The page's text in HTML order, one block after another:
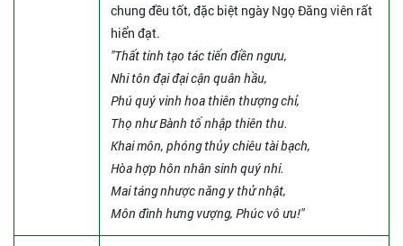
chung đều tốt, đặc biệt ngày Ngọ Đăng viên rất
hiển đạt.
"Thất tinh tạo tác tiến điền ngưu,
Nhi tôn đại đại cận quân hầu,
Phú quý vinh hoa thiên thượng chỉ,
Thọ như Bành tổ nhập thiên thu.
Khai môn, phóng thủy chiêu tài bạch,
Hòa hợp hôn nhân sinh quý nhi.
Mai táng nhược năng y thử nhật,
Môn đình hưng vượng, Phúc vô ưu!"